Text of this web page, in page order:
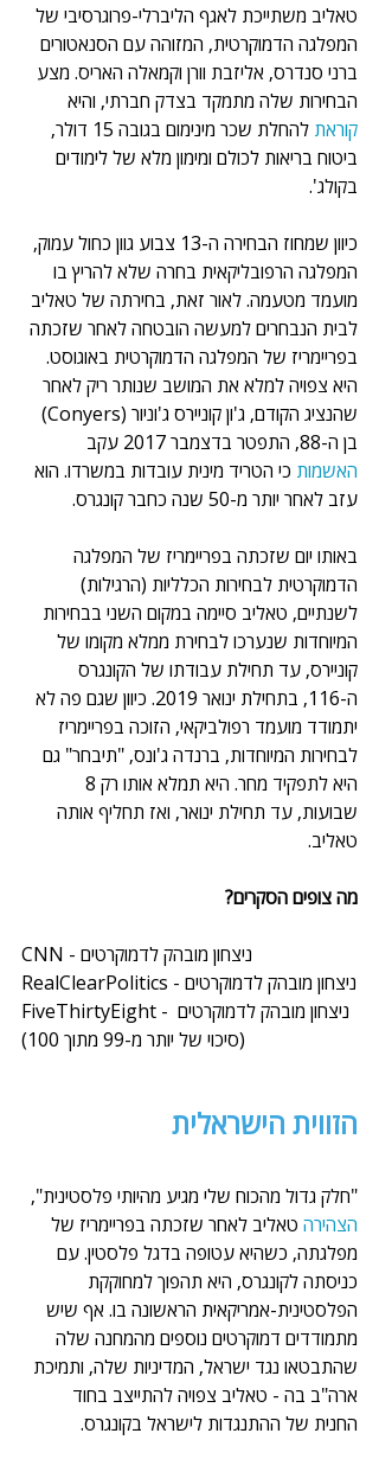
טאליב משתייכת לאגף הליברלי-פרוגרסיבי של
המפלגה הדמוקרטית, המזוהה עם הסנאטורים
ברני סנדרס, אליזבת וורן וקמאלה האריס. מצע
הבחירות שלה מתמקד בצדק חברתי, והיא
קוראת
להחלת שכר מינימום בגובה 15 דולר,
ביטוח בריאות לכולם ומימון מלא של לימודים
בקולג'.
כיוון שמחוז הבחירה ה-13 צבוע גוון כחול עמוק,
המפלגה הרפובליקאית בחרה שלא להריץ בו
מועמד מטעמה. לאור זאת, בחירתה של טאליב
לבית הנבחרים למעשה הובטחה לאחר שזכתה
בפריימריז של המפלגה הדמוקרטית באוגוסט.
היא צפויה למלא את המושב שנותר ריק לאחר
שהנציג הקודם, ג'ון קוניירס ג'וניור (Conyers)
בן ה-88, התפטר בדצמבר 2017 עקב
האשמות כי הטריד מינית עובדות במשרדו. הוא
עזב לאחר יותר מ-50 שנה כחבר קונגרס.
באותו יום שזכתה בפריימריז של המפלגה
הדמוקרטית לבחירות הכלליות (הרגילות)
לשנתיים, טאליב סיימה במקום השני בבחירות
המיוחדות שנערכו לבחירת ממלא מקומו של
קוניירס, עד תחילת עבודתו של הקונגרס
ה-116, בתחילת ינואר 2019. כיוון שגם פה לא
יתמודד מועמד רפולביקאי, הזוכה בפריימריז
לבחירות המיוחדות, ברנדה ג'ונס, "תיבחר" גם
שבועות, עד תחילת ינואר, ואז תחליף אותה
טאליב.
מה צופים הסקרים?
CNN - ניצחון מובהק לדמוקרטים
RealClearPolitics - ניצחון מובהק לדמוקרטים
FiveThirtyEight - ניצחון מובהק לדמוקרטים
(סיכוי של יותר מ-99 מתוך 100)
הזווית הישראלית
"חלק גדול מהכוח שלי מגיע מהיותי פלסטינית",
הצהירה טאליב לאחר שזכתה בפריימריז של
מפלגתה, כשהיא עטופה בדגל פלסטין. עם
כניסתה לקונגרס, היא תהפוך למחוקקת
הפלסטינית-אמריקאית הראשונה בו. אף שיש
מתמודדים דמוקרטים נוספים מהמחנה שלה
שהתבטאו נגד ישראל, המדיניות שלה, ותמיכת
ארה"ב בה - טאליב צפויה להתייצב בחוד
החנית של ההתנגדות לישראל בקונגרס.